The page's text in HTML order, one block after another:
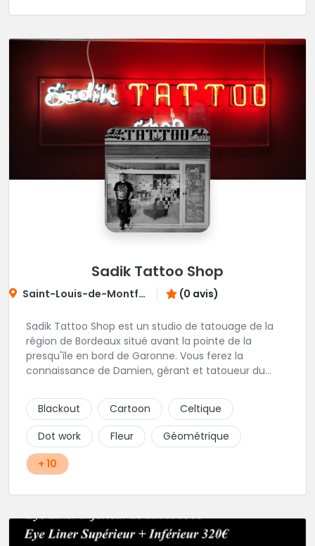
Sadik Tattoo Shop
Saint-Louis-de-Montferrand (0 avis)
Sadik Tattoo Shop est un studio de tatouage de la
région de Bordeaux situé avant la pointe de la
presqu'île en bord de Garonne. Vous ferez la
connaissance de Damien, gérant et tatoueur du
Blackout
Cartoon
Celtique
Dot work
Fleur
Géométrique
+ 10